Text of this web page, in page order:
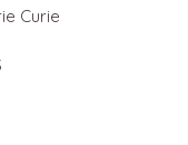
Curie